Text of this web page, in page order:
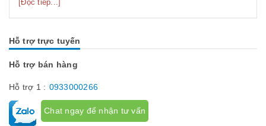
công nghiệp bao gồm những gì? Chúng có tác dụng như thế
nào hãy...
[Đọc tiếp...]
Hỗ trợ trực tuyến
Hỗ trợ bán hàng
Hỗ trợ 1 : 0933000266
Chat ngay để nhận tư vấn